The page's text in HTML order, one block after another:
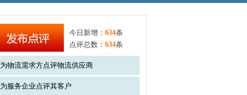
今日新增： 634条
点评总数： 634条
为物流需求方点评物流供应商
为服务企业点评其客户